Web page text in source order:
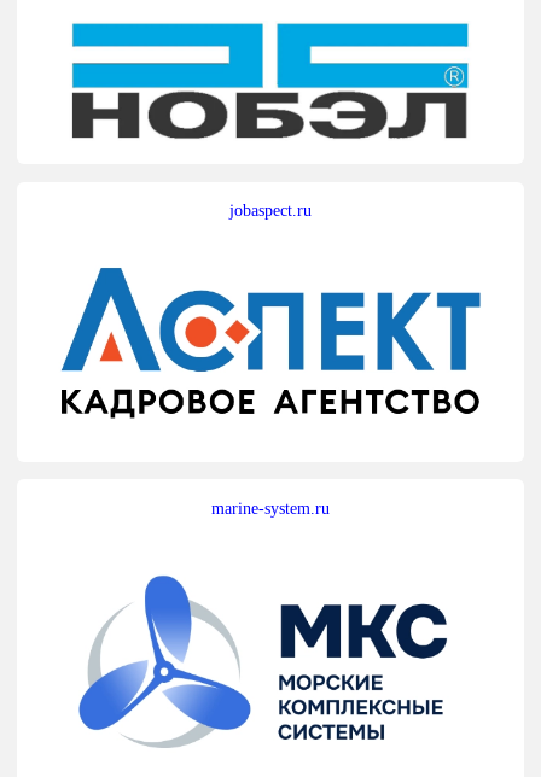
jobaspect.ru
marine-system.ru